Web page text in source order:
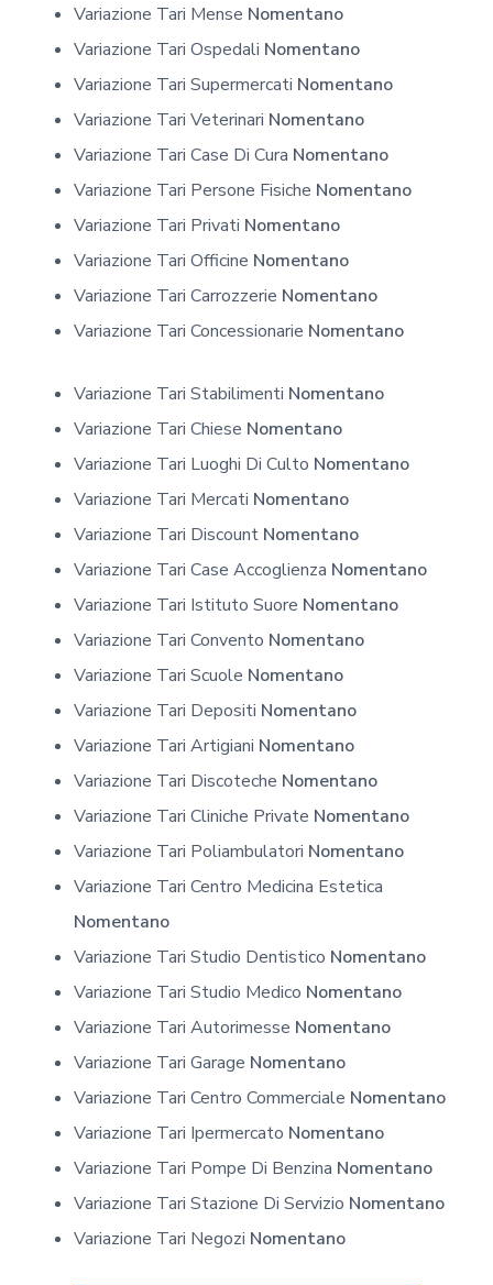
Variazione Tari Mense Nomentano
Variazione Tari Ospedali Nomentano
Variazione Tari Supermercati Nomentano
Variazione Tari Veterinari Nomentano
Variazione Tari Case Di Cura Nomentano
Variazione Tari Persone Fisiche Nomentano
Variazione Tari Privati Nomentano
Variazione Tari Officine Nomentano
Variazione Tari Carrozzerie Nomentano
Variazione Tari Concessionarie Nomentano
Variazione Tari Stabilimenti Nomentano
Variazione Tari Chiese Nomentano
Variazione Tari Luoghi Di Culto Nomentano
Variazione Tari Mercati Nomentano
Variazione Tari Discount Nomentano
Variazione Tari Case Accoglienza Nomentano
Variazione Tari Istituto Suore Nomentano
Variazione Tari Convento Nomentano
Variazione Tari Scuole Nomentano
Variazione Tari Depositi Nomentano
Variazione Tari Artigiani Nomentano
Variazione Tari Discoteche Nomentano
Variazione Tari Cliniche Private Nomentano
Variazione Tari Poliambulatori Nomentano
Variazione Tari Centro Medicina Estetica
Nomentano
Variazione Tari Studio Dentistico Nomentano
Variazione Tari Studio Medico Nomentano
Variazione Tari Autorimesse Nomentano
Variazione Tari Garage Nomentano
Variazione Tari Centro Commerciale Nomentano
Variazione Tari Ipermercato Nomentano
Variazione Tari Pompe Di Benzina Nomentano
Variazione Tari Stazione Di Servizio Nomentano
Variazione Tari Negozi Nomentano